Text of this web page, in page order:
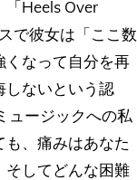
Heels Over
で彼女は「ここ数
くなって自分を再
しないという認
ュージックへの私
、痛みはあなた
そしてどんな困難